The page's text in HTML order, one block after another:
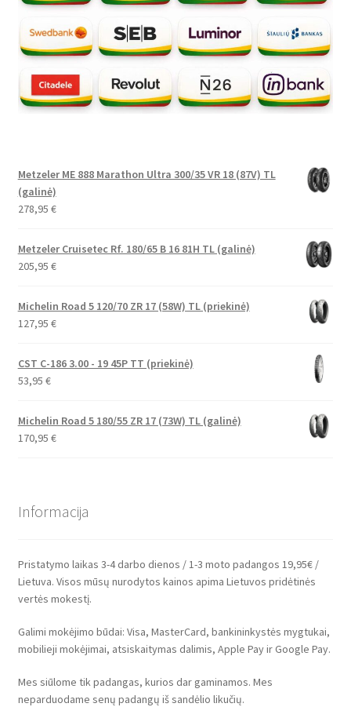
Metzeler ME 888 Marathon Ultra 300/35 VR 18 (87V) TL
(galinė)
278,95 €
Metzeler Cruisetec Rf. 180/65 B 16 81H TL (galinė)
205,95 €
Michelin Road 5 120/70 ZR 17 (58W) TL (priekinė)
127,95 €
CST C-186 3.00 - 19 45P TT (priekinė)
53,95 €
Michelin Road 5 180/55 ZR 17 (73W) TL (galinė)
170,95 €
Informacija
Pristatymo laikas 3-4 darbo dienos / 1-3 moto padangos 19,95€ /
Lietuva. Visos mūsų nurodytos kainos apima Lietuvos pridėtinės
vertės mokestį.
Galimi mokėjimo būdai: Visa, MasterCard, bankininkystės mygtukai,
mobilieji mokėjimai, atsiskaitymas dalimis, Apple Pay ir Google Pay.
Mes siūlome tik padangas, kurios dar gaminamos. Mes
neparduodame senų padangų iš sandėlio likučių.